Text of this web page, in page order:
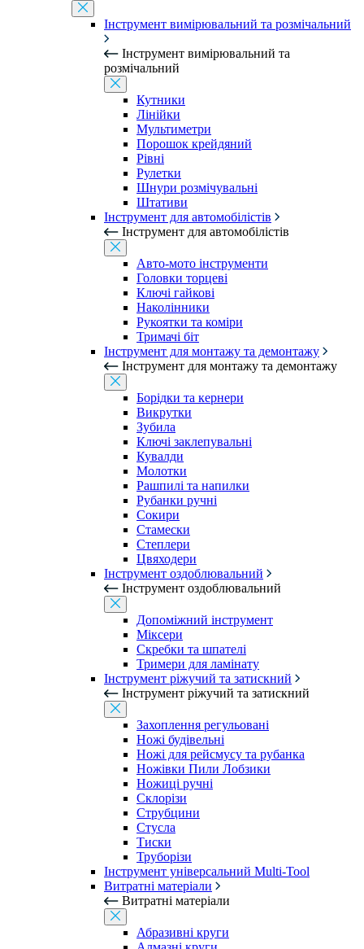
Інструмент вимірювальний та розмічальний
Інструмент вимірювальний та
розмічальний
Кутники
Лінійки
Мультиметри
Порошок крейдяний
Рівні
Рулетки
Шнури розмічувальні
Штативи
Інструмент для автомобілістів
Інструмент для автомобілістів
Авто-мото інструменти
Головки торцеві
Ключі гайкові
Наколінники
Рукоятки та коміри
Тримачі біт
Інструмент для монтажу та демонтажу
Інструмент для монтажу та демонтажу
Борідки та кернери
Викрутки
Зубила
Ключі заклепувальні
Кувалди
Молотки
Рашпилі та напилки
Рубанки ручні
Сокири
Стамески
Степлери
Цвяходери
Інструмент оздоблювальний
Інструмент оздоблювальний
Допоміжний інструмент
Міксери
Скребки та шпателі
Тримери для ламінату
Інструмент ріжучий та затискний
Інструмент ріжучий та затискний
Захоплення регульовані
Ножі будівельні
Ножі для рейсмусу та рубанка
Ножівки Пили Лобзики
Ножиці ручні
Склорізи
Струбцини
Стусла
Тиски
Труборізи
Інструмент універсальний Multi-Tool
Витратні матеріали
Витратні матеріали
Абразивні круги